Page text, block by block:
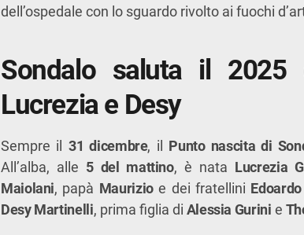
dell’ospedale con lo sguardo rivolto ai fuochi
Sondalo saluta il 2025
Lucrezia e Desy
Sempre il 31 dicembre, il Punto nascita di
All’alba, alle 5 del mattino, è nata Lucrezia
Maiolani, papà Maurizioe dei fratellini Edoardo
Desy Martinelli, prima figlia di Alessia Gurini e